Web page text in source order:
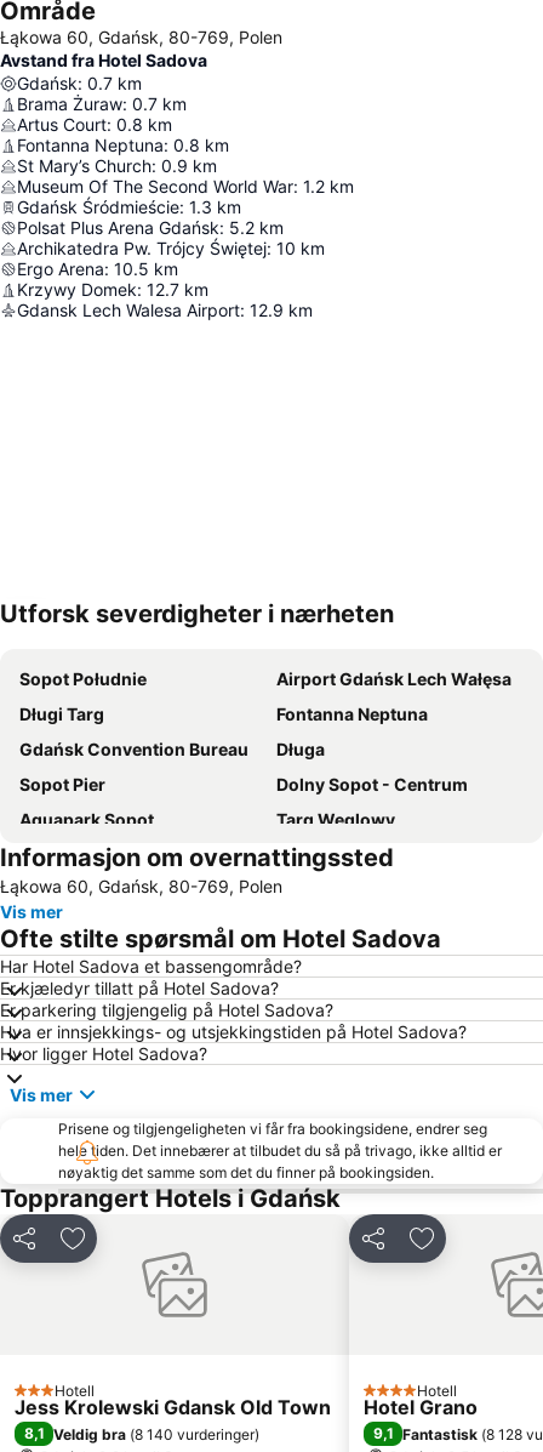
Område
Łąkowa 60, Gdańsk, 80-769, Polen
Avstand fra Hotel Sadova
Gdańsk: 0.7 km
Brama Żuraw: 0.7 km
Artus Court: 0.8 km
Fontanna Neptuna: 0.8 km
St Mary’s Church: 0.9 km
Museum Of The Second World War: 1.2 km
Gdańsk Śródmieście: 1.3 km
Polsat Plus Arena Gdańsk: 5.2 km
Archikatedra Pw. Trójcy Świętej: 10 km
Ergo Arena: 10.5 km
Krzywy Domek: 12.7 km
Gdansk Lech Walesa Airport: 12.9 km
Utforsk severdigheter i nærheten
Sopot Południe
Airport Gdańsk Lech Wałęsa
Długi Targ
Fontanna Neptuna
Gdańsk Convention Bureau
Długa
Sopot Pier
Dolny Sopot - Centrum
Aquapark Sopot
Targ Węglowy
Port of Gdańsk
Jelitkowo
Main Town Hall
Wrzeszcz Górny
Oliwa
Marina Sopot
Galeria Bałtycka
St Marys Church
Ergo Arena
New Port Beach
Śródmieście
Śródmieście Beach
Brzeźno 1
Przymorze
Sopot Festival
Plaża Stogi
Centrum U7
Gdyńska Przystań Jachtowa
Wrzeszcz Dolny
Green Gate
Brama Złota
Molo Gdansk Brzezno
Żabianka
Sopot Lighthouse
Stocznia Gdańsk
Przymorze Małe
Informasjon om overnattingssted
Łąkowa 60, Gdańsk, 80-769, Polen
Vis mer
Ofte stilte spørsmål om Hotel Sadova
Har Hotel Sadova et bassengområde?
Er kjæledyr tillatt på Hotel Sadova?
Er parkering tilgjengelig på Hotel Sadova?
Hva er innsjekkings- og utsjekkingstiden på Hotel Sadova?
Hvor ligger Hotel Sadova?
Vis mer
Prisene og tilgjengeligheten vi får fra bookingsidene, endrer seg
hele tiden. Det innebærer at tilbudet du så på trivago, ikke alltid er
nøyaktig det samme som det du finner på bookingsiden.
Topprangert Hotels i Gdańsk
Del Legg til i favoritter
3 Stjerner
Hotell
Jess Krolewski Gdansk Old Town
8,1 Veldig bra (8 140 vurderinger)
Del Legg til i
4 Stjerner
Hotell
Hotel Grano
9,1 Fantastisk (8 128